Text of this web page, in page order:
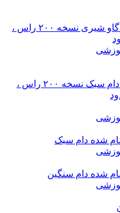
نرم افزار مدیریت گاو شیری نسخه ۲۰۰ راس ،
نرم افزار مدیریت دام سبک نسخه ۲۰۰ راس ،
شده دام سبک
شده دام سنگین